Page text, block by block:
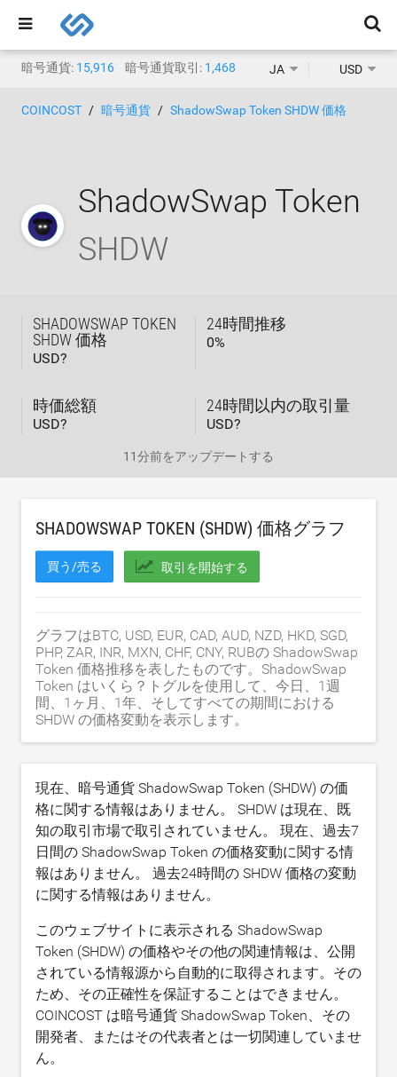
暗号通貨: 15,916 暗号通貨取引: 1,468 JA USD
COINCOST 暗号通貨 ShadowSwap Token SHDW 価格
ShadowSwap Token
SHDW
SHADOWSWAP TOKEN
SHDW 価格
USD?
24時間推移
0%
時価総額
USD?
24時間以内の取引量
USD?
11分前をアップデートする
SHADOWSWAP TOKEN (SHDW) 価格グラフ
買う/売る 取引を開始する
グラフはBTC, USD, EUR, CAD, AUD, NZD, HKD, SGD,
PHP, ZAR, INR, MXN, CHF, CNY, RUBの ShadowSwap
Token 価格推移を表したものです。ShadowSwap
Token はいくら？トグルを使用して、今日、1週
間、1ヶ月、1年、そしてすべての期間における
SHDW の価格変動を表示します。
現在、暗号通貨 ShadowSwap Token (SHDW) の価
格に関する情報はありません。 SHDW は現在、既
知の取引市場で取引されていません。 現在、過去7
日間の ShadowSwap Token の価格変動に関する情
報はありません。 過去24時間の SHDW 価格の変動
に関する情報はありません。
このウェブサイトに表示される ShadowSwap
Token (SHDW) の価格やその他の関連情報は、公開
されている情報源から自動的に取得されます。その
ため、その正確性を保証することはできません。
COINCOST は暗号通貨 ShadowSwap Token、その
開発者、またはその代表者とは一切関連していませ
ん。